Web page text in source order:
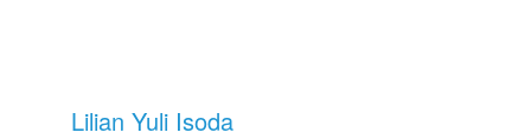
Lilian Yuli Isoda